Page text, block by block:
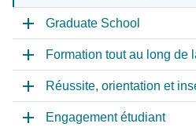
Graduate School
Formation tout au long de
Réussite, orientation et
Engagement étudiant